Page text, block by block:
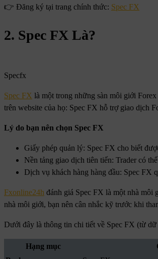
👉 Đăng ký tại trang chính thức: Spec FX
2. Spec FX Là?
Specfx
Spec FX là một trong những sàn môi giới
trên website của họ: Spec FX hỗ trợ giao dịch
Lý do bạn nên chọn Spec FX
Giấy phép quản lý: Spec FX cho biết
Nền tảng giao dịch tiên tiến: Trader có
Dịch vụ khách hàng hàng đầu: Spec FX
Fxonline24h đánh giá Spec FX là một nhà môi
nhà môi giới, bạn nên cân nhắc kỹ trước khi
Dưới đây là thông tin chi tiết về Spec FX (từ dữ
Hạng mục